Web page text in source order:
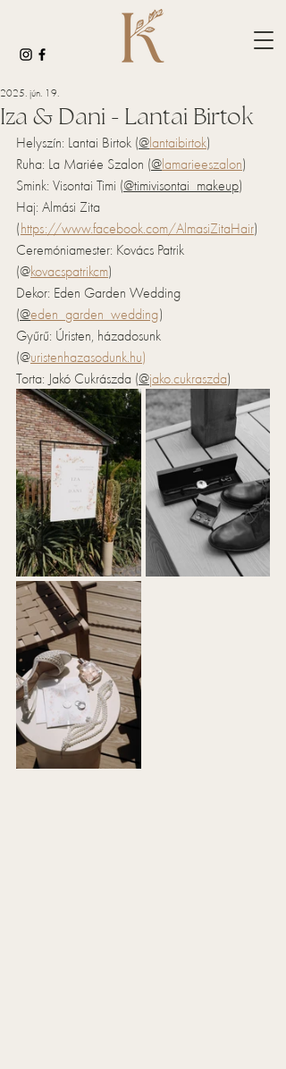
Iza & Dani - Lantai Birtok
2025. jún. 19.
Helyszín: Lantai Birtok (@lantaibirtok)
Ruha: La Mariée Szalon (@lamarieeszalon)
Smink: Visontai Timi (@timivisontai_makeup)
Haj: Almási Zita
(https://www.facebook.com/AlmasiZitaHair)
Ceremóniamester: Kovács Patrik
(@kovacspatrikcm)
Dekor: Eden Garden Wedding
(@eden_garden_wedding)
Gyűrű: Úristen, házadosunk
(@uristenhazasodunk.hu)
Torta: Jakó Cukrászda (@jako.cukraszda)